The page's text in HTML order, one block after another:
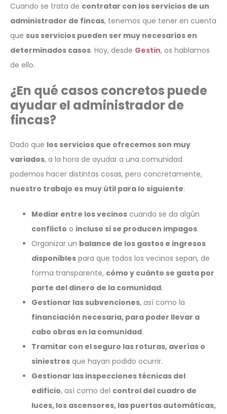
Cuando se trata de contratar con los servicios de un
administrador de fincas, tenemos que tener en cuenta
que sus servicios pueden ser muy necesarios en
determinados casos. Hoy, desde Gestin, os hablamos
de ello.
¿En qué casos concretos puede
ayudar el administrador de
fincas?
Dado que los servicios que ofrecemos son muy
variados, a la hora de ayudar a una comunidad
podemos hacer distintas cosas, pero concretamente,
nuestro trabajo es muy útil para lo siguiente:
Mediar entre los vecinos cuando se da algún
conflicto o incluso si se producen impagos.
Organizar un balance de los gastos e ingresos
disponibles para que todos los vecinos sepan, de
forma transparente, cómo y cuánto se gasta por
parte del dinero de la comunidad.
Gestionar las subvenciones, así como la
financiación necesaria, para poder llevar a
cabo obras en la comunidad.
Tramitar con el seguro las roturas, averías o
siniestros que hayan podido ocurrir.
Gestionar las inspecciones técnicas del
edificio, así como del control del cuadro de
luces, los ascensores, las puertas automáticas,